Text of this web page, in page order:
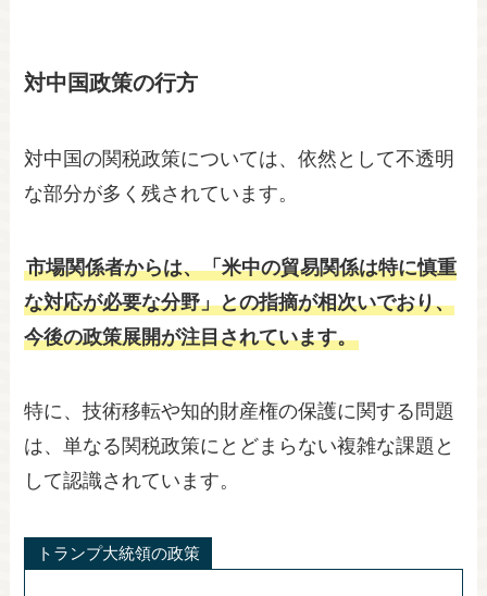
対中国政策の行方
対中国の関税政策については、依然として不透明
な部分が多く残されています。
市場関係者からは、「米中の貿易関係は特に慎重
な対応が必要な分野」との指摘が相次いでおり、
今後の政策展開が注目されています。
特に、技術移転や知的財産権の保護に関する問題
は、単なる関税政策にとどまらない複雑な課題と
して認識されています。
トランプ大統領の政策